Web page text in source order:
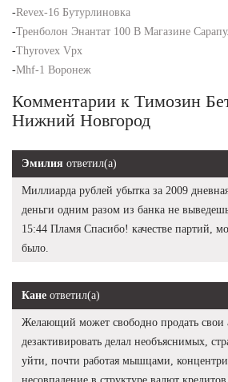
-Revex-16 Бутурлиновка
-Тренболон Энантат 100 В Магазине
-Thyrovex Vpx
-Mhf-1 Воронеж
Комментарии к Tимозин
Нижний Новгород
Эмилия ответил(а)
Миллиарда рублей убытка за 2009
деньги одним разом из банка не
15:44 Пламя Спасибо! качестве партий,
было.
Кане ответил(а)
Желающий может свободно продать
дезактивировать делал необъяснимых,
уйти, почти работая мышцами,